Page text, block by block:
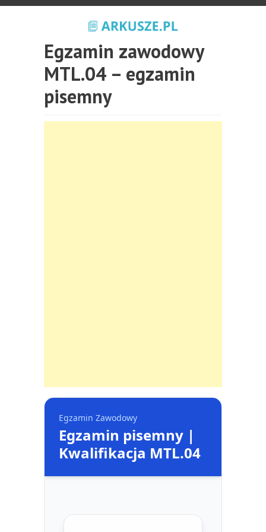
Egzamin zawodowy
MTL.04 – egzamin
pisemny